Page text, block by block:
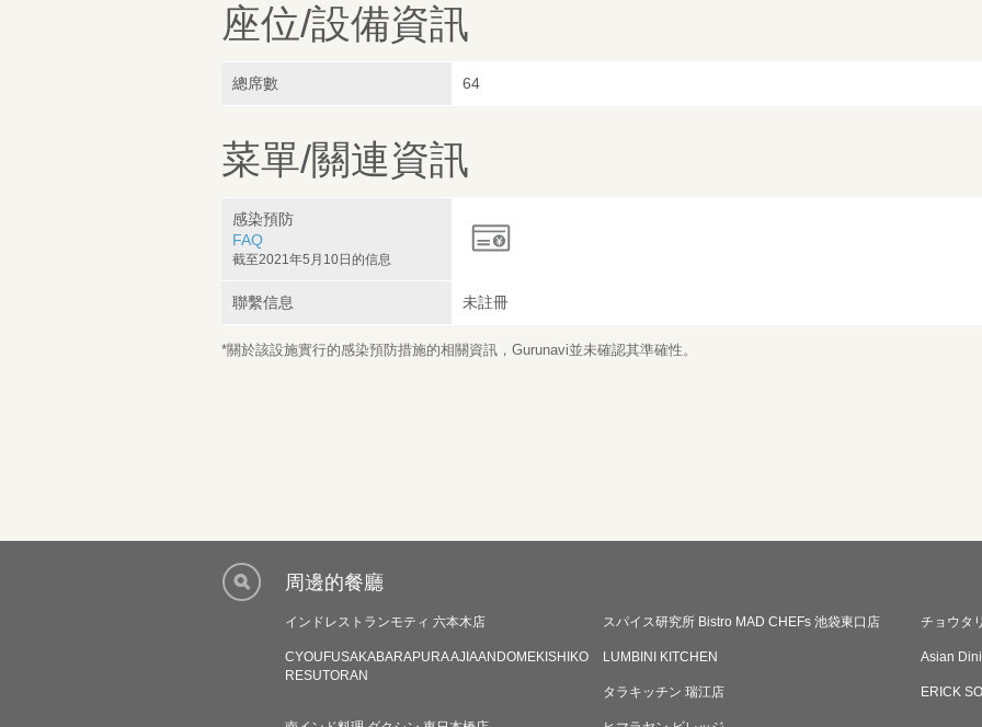
座位/設備資訊
總席數 64
菜單/關連資訊
感染預防
FAQ
截至2021年5月10日的信息
聯繫信息 未註冊
*關於該設施實行的感染預防措施的相關資訊，Gurunavi並未確認其準確性。
周邊的餐廳
インドレストランモティ 六本木店 スパイス研究所 Bistro MAD CHEFs 池袋東口店 チョウタ
CYOUFUSAKABARAPURA AJIAANDOMEKISHIKO
RESUTORAN
LUMBINI KITCHEN Asian
タラキッチン 瑞江店 ERICK